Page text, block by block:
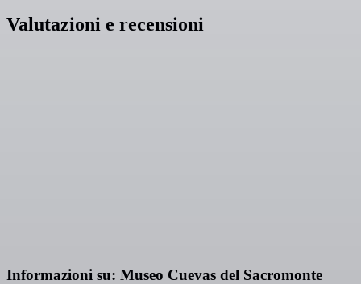
Valutazioni e recensioni
Informazioni su: Museo Cuevas del Sacromonte